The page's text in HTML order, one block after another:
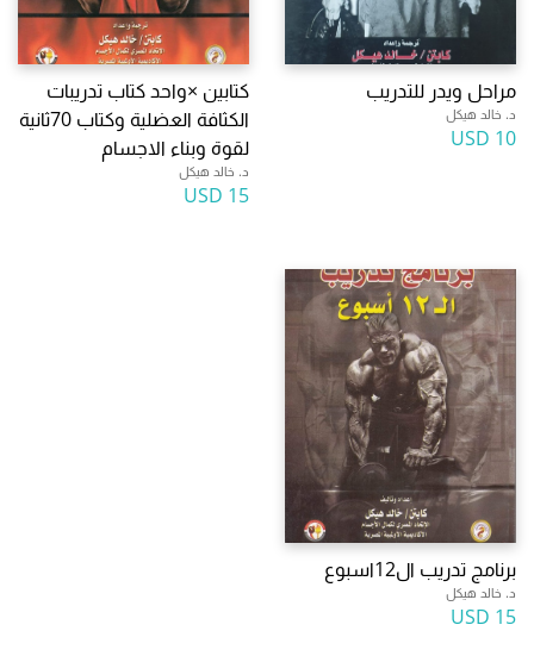
مراحل ويدر للتدريب
د. خالد هيكل
10 USD
كتابين ×واحد كتاب تدريبات
الكثافة العضلية وكتاب 70ثانية
لقوة وبناء الاجسام
د. خالد هيكل
15 USD
برنامج تدريب ال12اسبوع
د. خالد هيكل
15 USD